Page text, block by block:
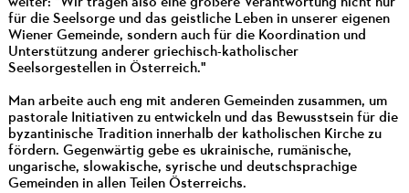
weiter: "Wir tragen also eine größere Verantwortung nicht nur
für die Seelsorge und das geistliche Leben in unserer eigenen
Wiener Gemeinde, sondern auch für die Koordination und
Unterstützung anderer griechisch-katholischer
Seelsorgestellen in Österreich."
Man arbeite auch eng mit anderen Gemeinden zusammen, um
pastorale Initiativen zu entwickeln und das Bewusstsein für die
byzantinische Tradition innerhalb der katholischen Kirche zu
fördern. Gegenwärtig gebe es ukrainische, rumänische,
ungarische, slowakische, syrische und deutschsprachige
Gemeinden in allen Teilen Österreichs.